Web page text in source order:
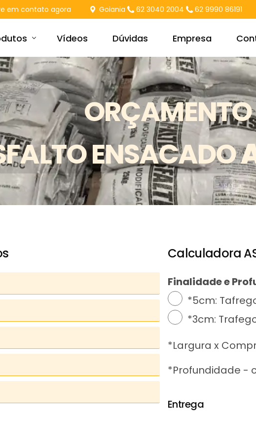
em contato agora Goiania 62 3040 2004 62 9990 86191
Frio – Asfaltei
Asfálticas – Ligantes
– Lombadas e Tachões
Vídeos Dúvidas Empresa
ORÇAMENTO
ENSACADO
Calculadora
Finalidade e
*5cm:
*3cm:
*Largura x
*Profundidade -
Entrega